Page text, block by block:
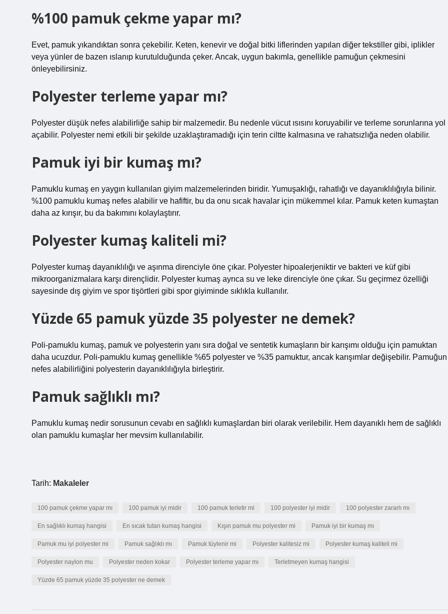
%100 pamuk çekme yapar mı?
Evet, pamuk yıkandıktan sonra çekebilir. Keten, kenevir ve doğal bitki liflerinden yapılan diğer tekstiller gibi, iplikler
veya yünler de bazen ıslanıp kurutulduğunda çeker. Ancak, uygun bakımla, genellikle pamuğun çekmesini
önleyebilirsiniz.
Polyester terleme yapar mı?
Polyester düşük nefes alabilirliğe sahip bir malzemedir. Bu nedenle vücut ısısını koruyabilir ve terleme sorunlarına yol
açabilir. Polyester nemi etkili bir şekilde uzaklaştıramadığı için terin ciltte kalmasına ve rahatsızlığa neden olabilir.
Pamuk iyi bir kumaş mı?
Pamuklu kumaş en yaygın kullanılan giyim malzemelerinden biridir. Yumuşaklığı, rahatlığı ve dayanıklılığıyla bilinir.
%100 pamuklu kumaş nefes alabilir ve hafiftir, bu da onu sıcak havalar için mükemmel kılar. Pamuk keten kumaştan
daha az kırışır, bu da bakımını kolaylaştırır.
Polyester kumaş kaliteli mi?
Polyester kumaş dayanıklılığı ve aşınma direnciyle öne çıkar. Polyester hipoalerjeniktir ve bakteri ve küf gibi
mikroorganizmalara karşı dirençlidir. Polyester kumaş ayrıca su ve leke direnciyle öne çıkar. Su geçirmez özelliği
sayesinde dış giyim ve spor tişörtleri gibi spor giyiminde sıklıkla kullanılır.
Yüzde 65 pamuk yüzde 35 polyester ne demek?
Poli-pamuklu kumaş, pamuk ve polyesterin yanı sıra doğal ve sentetik kumaşların bir karışımı olduğu için pamuktan
daha ucuzdur. Poli-pamuklu kumaş genellikle %65 polyester ve %35 pamuktur, ancak karışımlar değişebilir. Pamuğun
nefes alabilirliğini polyesterin dayanıklılığıyla birleştirir.
Pamuk sağlıklı mı?
Pamuklu kumaş nedir sorusunun cevabı en sağlıklı kumaşlardan biri olarak verilebilir. Hem dayanıklı hem de sağlıklı
olan pamuklu kumaşlar her mevsim kullanılabilir.
Tarih: Makaleler
100 pamuk çekme yapar mı 100 pamuk iyi midir 100 pamuk terletir mi 100 polyester iyi midir 100 polyester zararlı mı
En sağlıklı kumaş hangisi En sıcak tutan kumaş hangisi Kışın pamuk mu polyester mi Pamuk iyi bir kumaş mı
Pamuk mu iyi polyester mi Pamuk sağlıklı mı Pamuk tüylenir mi Polyester kalitesiz mi Polyester kumaş kaliteli mi
Polyester naylon mu Polyester neden kokar Polyester terleme yapar mı Terletmeyen kumaş hangisi
Yüzde 65 pamuk yüzde 35 polyester ne demek